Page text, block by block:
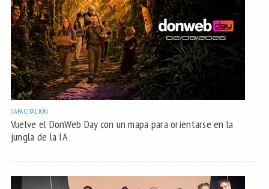
CAPACITACIÓN
Vuelve el DonWeb Day con un mapa para orientarse en la
jungla de la IA